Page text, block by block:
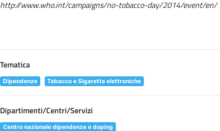
http://www.who.int/campaigns/no-tobacco-day/2014/event/en/
Tematica
Dipendenze Tabacco e Sigarette elettroniche
Dipartimenti/Centri/Servizi
Centro nazionale dipendenze e doping